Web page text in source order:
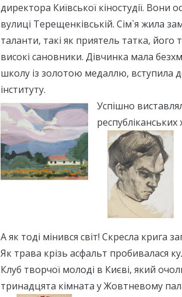
директора Київської кіностудії. Вони
вулиці Терещенківській. Сім`я жила
таланти, такі як приятель татка,
високі сановники. Дівчинка мала
школу із золотою медаллю, вступила
інституту.
Успішно
А як тоді мінився світ! Скресла крига
Як трава крізь асфальт пробивалася
Клуб творчої молоді в Києві, який
тринадцята кімната у Жовтневому